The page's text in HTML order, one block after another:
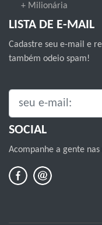
+ Milionária
LISTA DE E-MAIL
Cadastre seu e-mail e
também odeio spam!
SEU E-MAIL:
SOCIAL
Acompanhe a gente nas